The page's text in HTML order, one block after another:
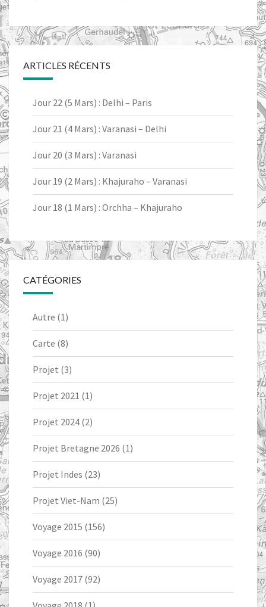
ARTICLES RÉCENTS
Jour 22 (5 Mars) : Delhi – Paris
Jour 21 (4 Mars) : Varanasi – Delhi
Jour 20 (3 Mars) : Varanasi
Jour 19 (2 Mars) : Khajuraho – Varanasi
Jour 18 (1 Mars) : Orchha – Khajuraho
CATÉGORIES
Autre (1)
Carte (8)
Projet (3)
Projet 2021 (1)
Projet 2024 (2)
Projet Bretagne 2026 (1)
Projet Indes (23)
Projet Viet-Nam (25)
Voyage 2015 (156)
Voyage 2016 (90)
Voyage 2017 (92)